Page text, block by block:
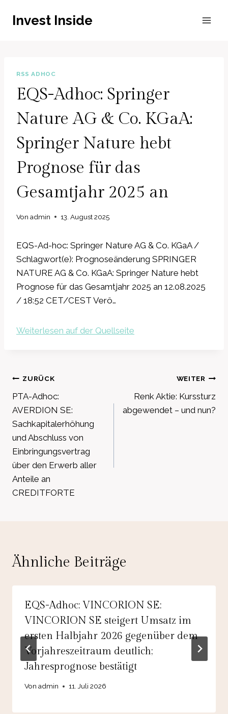
InhaltInvest Inside
RSS ADHOC
EQS-Adhoc: Springer
Nature AG & Co. KGaA:
Springer Nature hebt
Prognose für das
Gesamtjahr 2025 an
Von admin 13. August 2025
EQS-Ad-hoc: Springer Nature AG & Co. KGaA /
Schlagwort(e): Prognoseänderung SPRINGER
NATURE AG & Co. KGaA: Springer Nature hebt
Prognose für das Gesamtjahr 2025 an 12.08.2025
/ 18:52 CET/CEST Verö…
Weiterlesen auf der Quellseite
Beitragsnavigation
ZURÜCK
PTA-Adhoc:
AVERDION SE:
Sachkapitalerhöhung
und Abschluss von
Einbringungsvertrag
über den Erwerb aller
Anteile an
CREDITFORTE
WEITER
Renk Aktie: Kurssturz
abgewendet – und nun?
Ähnliche Beiträge
EQS-Adhoc: VINCORION SE:
VINCORION SE steigert Umsatz im
ersten Halbjahr 2026 gegenüber dem
Vorjahreszeitraum deutlich;
Jahresprognose bestätigt
Von admin 11. Juli 2026